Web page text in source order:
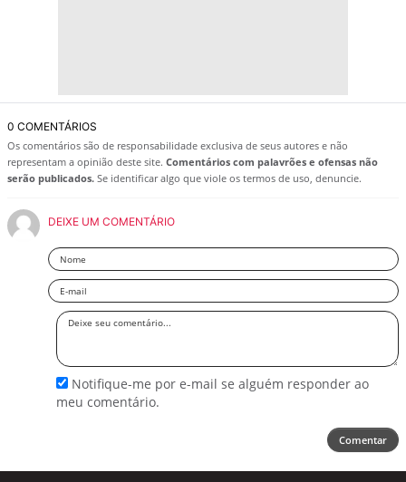
0 COMENTÁRIOS
Os comentários são de responsabilidade exclusiva de seus autores e não
representam a opinião deste site. Comentários com palavrões e ofensas não
serão publicados. Se identificar algo que viole os termos de uso, denuncie.
DEIXE UM COMENTÁRIO
Nome
Email
Deixe
Notifique-me por e-mail se alguém responder ao
meu comentário.
Comentar